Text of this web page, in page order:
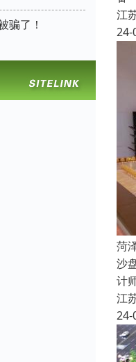
骗了！
江
24-
菏
沙
计
江
24-